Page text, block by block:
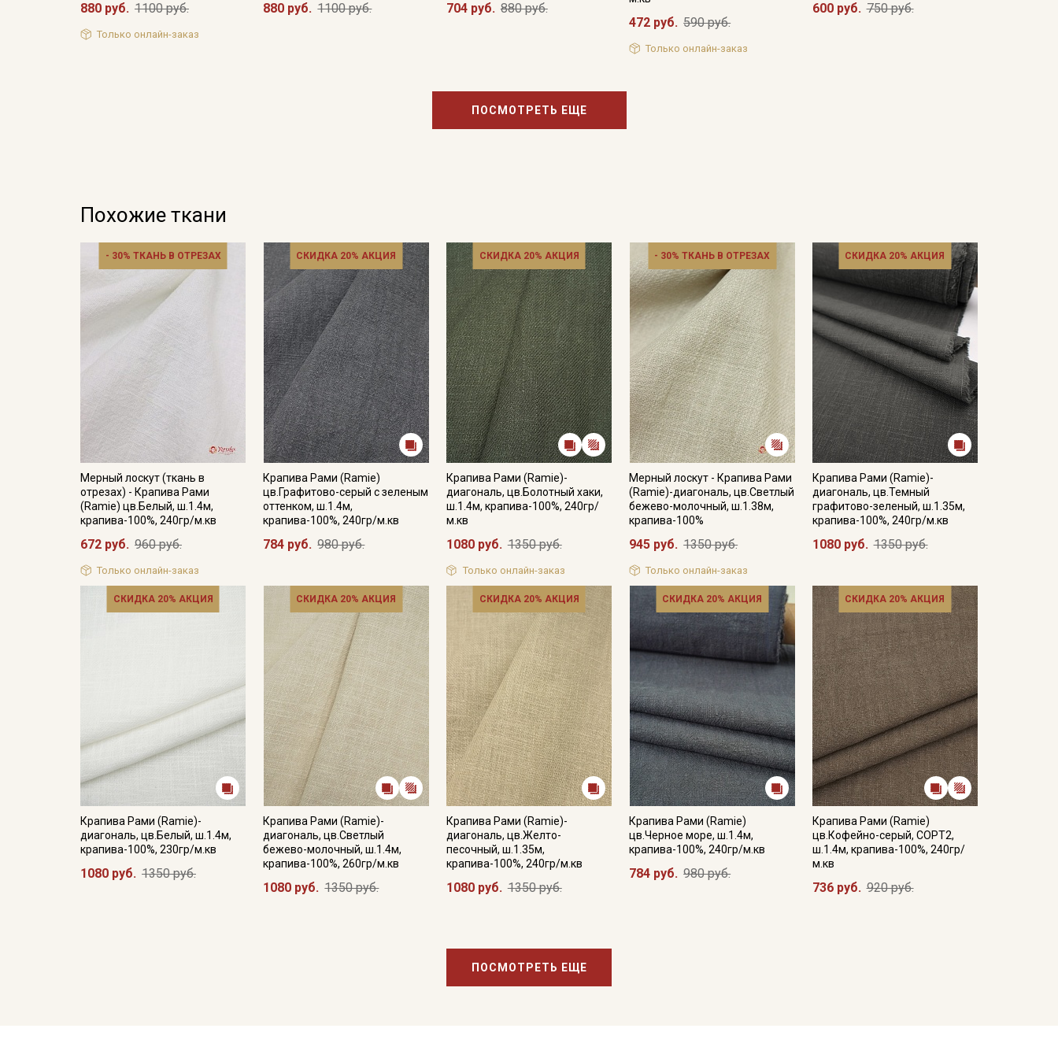
880 руб. 1100 руб.
Только онлайн-заказ
880 руб. 1100 руб. 704 руб. 880 руб.
472 руб. 590 руб.
Только онлайн-заказ
600 руб. 750 руб.
ПОСМОТРЕТЬ ЕЩЕ
Похожие ткани
- 30% ТКАНЬ В ОТРЕЗАХ
Мерный лоскут (ткань в
отрезах) - Крапива Рами
(Ramie) цв.Белый, ш.1.4м,
крапива-100%, 240гр/м.кв
672 руб. 960 руб.
Только онлайн-заказ
СКИДКА 20% АКЦИЯ
Крапива Рами (Ramie)
цв.Графитово-серый с зеленым
оттенком, ш.1.4м,
крапива-100%, 240гр/м.кв
784 руб. 980 руб.
СКИДКА 20% АКЦИЯ
Крапива Рами (Ramie)-
диагональ, цв.Болотный хаки,
ш.1.4м, крапива-100%, 240гр/
м.кв
1080 руб. 1350 руб.
Только онлайн-заказ
- 30% ТКАНЬ В ОТРЕЗАХ
Мерный лоскут - Крапива Рами
(Ramie)-диагональ, цв.Светлый
бежево-молочный, ш.1.38м,
крапива-100%
945 руб. 1350 руб.
Только онлайн-заказ
СКИДКА 20% АКЦИЯ
Крапива Рами (Ramie)-
диагональ, цв.Темный
графитово-зеленый, ш.1.35м,
крапива-100%, 240гр/м.кв
1080 руб. 1350 руб.
СКИДКА 20% АКЦИЯ
Крапива Рами (Ramie)-
диагональ, цв.Белый, ш.1.4м,
крапива-100%, 230гр/м.кв
1080 руб. 1350 руб.
СКИДКА 20% АКЦИЯ
Крапива Рами (Ramie)-
диагональ, цв.Светлый
бежево-молочный, ш.1.4м,
крапива-100%, 260гр/м.кв
1080 руб. 1350 руб.
СКИДКА 20% АКЦИЯ
Крапива Рами (Ramie)-
диагональ, цв.Желто-
песочный, ш.1.35м,
крапива-100%, 240гр/м.кв
1080 руб. 1350 руб.
СКИДКА 20% АКЦИЯ
Крапива Рами (Ramie)
цв.Черное море, ш.1.4м,
крапива-100%, 240гр/м.кв
784 руб. 980 руб.
СКИДКА 20% АКЦИЯ
Крапива Рами (Ramie)
цв.Кофейно-серый, СОРТ2,
ш.1.4м, крапива-100%, 240гр/
м.кв
736 руб. 920 руб.
ПОСМОТРЕТЬ ЕЩЕ
информационных рассылок